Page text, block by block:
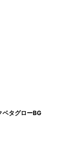
タグローBG